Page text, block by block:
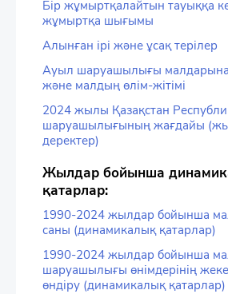
Бір жұмыртқалайтын тауыққа
жұмыртқа шығымы
Алынған ірі және ұсақ терілер
Ауыл шаруашылығы
және малдың өлім-жітімі
2024 жылы Қазақстан
шаруашылығының жағдайы
деректер)
Жылдар бойынша
қатарлар:
1990-2024 жылдар бойынша
саны (динамикалық қатарлар)
1990-2024 жылдар бойынша
шаруашылығы өнімдерінің
өндіру (динамикалық қатарлар)